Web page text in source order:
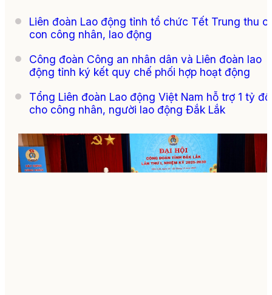
Liên đoàn Lao động tỉnh tổ chức Tết Trung thu
con công nhân, lao động
Công đoàn Công an nhân dân và Liên đoàn lao
động tỉnh ký kết quy chế phối hợp hoạt động
Tổng Liên đoàn Lao động Việt Nam hỗ trợ 1 tỷ
cho công nhân, người lao động Đắk Lắk